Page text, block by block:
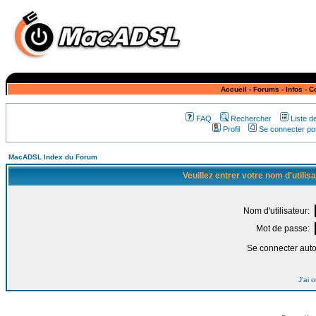
Accueil - Forums - Infos -
FAQ Rechercher
Liste
Profil
Se connecter
MacADSL Index du Forum
Veuillez entrer votre nom
Nom d'utilisateur:
Mot de passe:
Se connecter
J'ai